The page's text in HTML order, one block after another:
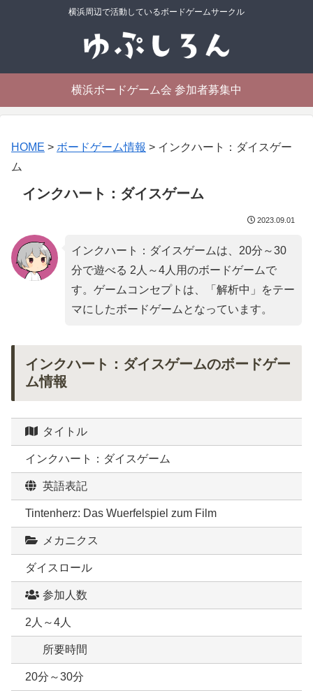
横浜周辺で活動しているボードゲームサークル
横浜ボードゲーム会 参加者募集中
HOME > ボードゲーム情報 > インクハート：ダイスゲー
ム
インクハート：ダイスゲーム
2023.09.01
インクハート：ダイスゲームは、20分～30
分で遊べる 2人～4人用のボードゲームで
す。ゲームコンセプトは、「 解析中 」をテー
マにしたボードゲームとなっています。
インクハート：ダイスゲームのボードゲー
ム情報
タイトル
インクハート：ダイスゲーム
英語表記
Tintenherz: Das Wuerfelspiel zum Film
メカニクス
ダイスロール
参加人数
2人～4人
所要時間
20分～30分